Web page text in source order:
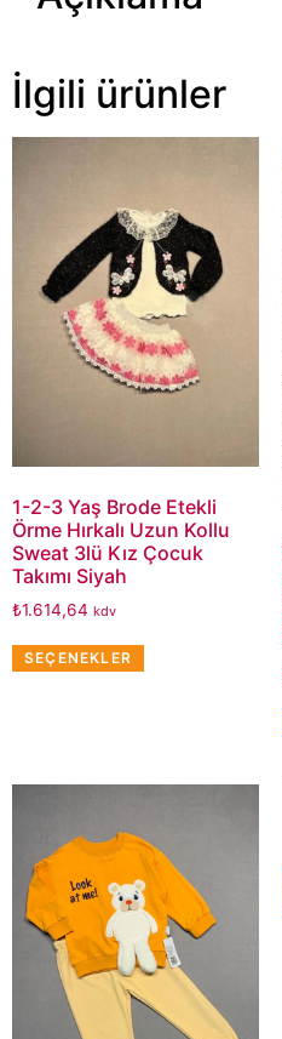
İlgili ürünler
1-2-3 Yaş Brode Etekli
Örme Hırkalı Uzun Kollu
Sweat 3lü Kız Çocuk
Takımı Siyah
₺1.614,64 kdv
SEÇENEKLER